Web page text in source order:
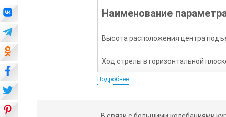
Наименование
Высота расположения центра
Ход стрелы в горизонтальной
Угол вращения рентгеновского
Подробнее